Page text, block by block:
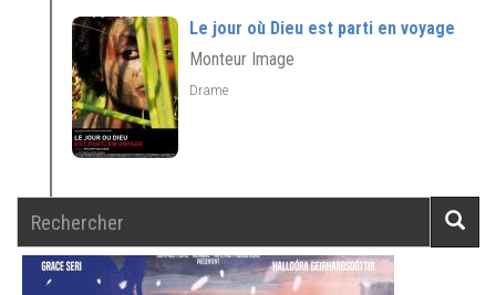
Le jour où Dieu est parti en voyage
Monteur Image
Drame